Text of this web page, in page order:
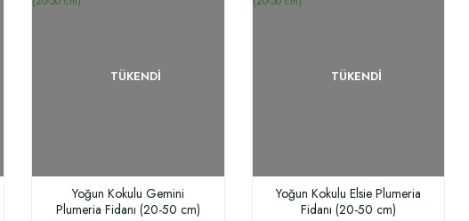
TÜKENDI
Yoğun Kokulu Gemini
Plumeria Fidanı (20-50 cm)
TÜKENDI
Yoğun Kokulu Elsie Plumeria
Fidanı (20-50 cm)